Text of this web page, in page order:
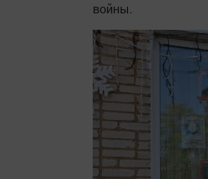
войны.